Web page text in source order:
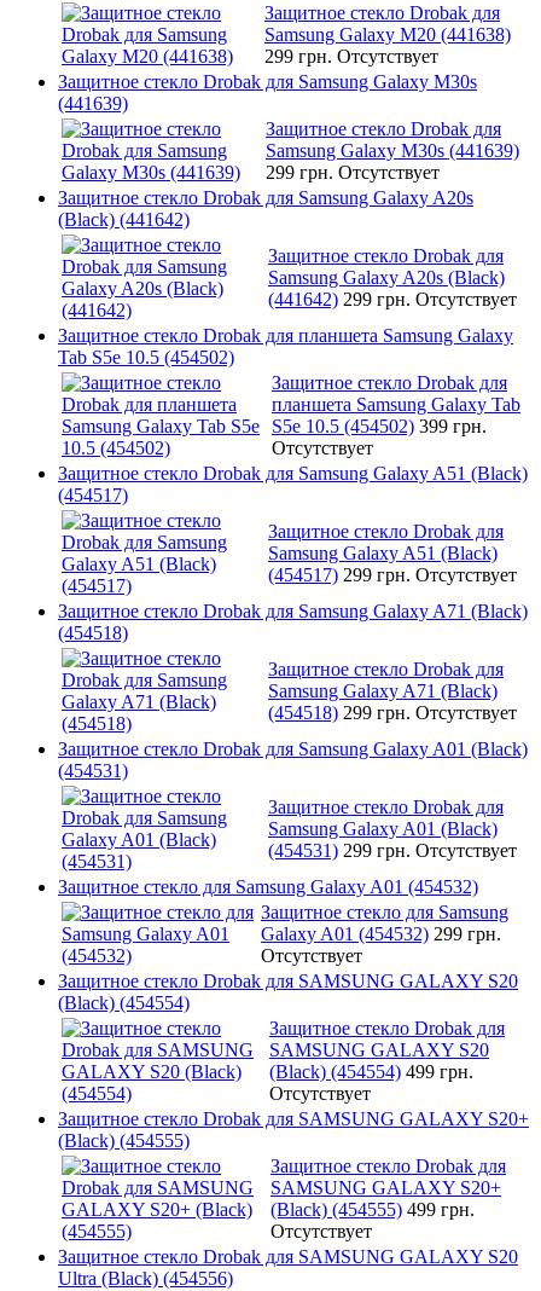
Защитное стекло Drobak для
Samsung Galaxy M20 (441638)
299 грн. Отсутствует
Защитное стекло Drobak для Samsung Galaxy M30s
(441639)
Защитное стекло Drobak для
Samsung Galaxy M30s (441639)
299 грн. Отсутствует
Защитное стекло Drobak для Samsung Galaxy A20s
(Black) (441642)
Защитное стекло Drobak для
Samsung Galaxy A20s (Black)
(441642) 299 грн. Отсутствует
Защитное стекло Drobak для планшета Samsung Galaxy
Tab S5e 10.5 (454502)
Защитное стекло Drobak для
планшета Samsung Galaxy Tab
S5e 10.5 (454502) 399 грн.
Отсутствует
Защитное стекло Drobak для Samsung Galaxy A51 (Black)
(454517)
Защитное стекло Drobak для
Samsung Galaxy A51 (Black)
(454517) 299 грн. Отсутствует
Защитное стекло Drobak для Samsung Galaxy A71 (Black)
(454518)
Защитное стекло Drobak для
Samsung Galaxy A71 (Black)
(454518) 299 грн. Отсутствует
Защитное стекло Drobak для Samsung Galaxy A01 (Black)
(454531)
Защитное стекло Drobak для
Samsung Galaxy A01 (Black)
(454531) 299 грн. Отсутствует
Защитное стекло для Samsung Galaxy A01 (454532)
Защитное стекло для Samsung
Galaxy A01 (454532) 299 грн.
Отсутствует
Защитное стекло Drobak для SAMSUNG GALAXY S20
(Black) (454554)
Защитное стекло Drobak для
SAMSUNG GALAXY S20
(Black) (454554) 499 грн.
Отсутствует
Защитное стекло Drobak для SAMSUNG GALAXY S20+
(Black) (454555)
Защитное стекло Drobak для
SAMSUNG GALAXY S20+
(Black) (454555) 499 грн.
Отсутствует
Защитное стекло Drobak для SAMSUNG GALAXY S20
Ultra (Black) (454556)